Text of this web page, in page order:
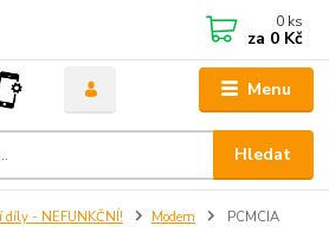
Menu
Hledat
0 ks
za 0 Kč
- NEFUNKČNÍ! Modem
PCMCIA